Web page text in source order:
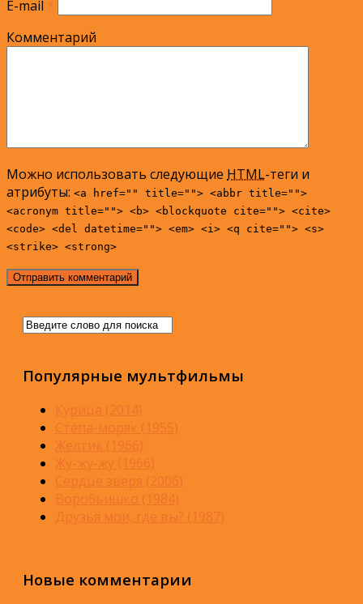
E-mail *
Комментарий
Можно использовать следующие HTML-теги и
атрибуты: <a href="" title=""> <abbr title="">
<acronym title=""> <b> <blockquote cite=""> <cite>
<code> <del datetime=""> <em> <i> <q cite=""> <s>
<strike> <strong>
Популярные мультфильмы
Курица (2014)
Стёпа-моряк (1955)
Желтик (1966)
Жу-жу-жу (1966)
Сердце зверя (2006)
Воробьишко (1984)
Друзья мои, где вы? (1987)
Новые комментарии